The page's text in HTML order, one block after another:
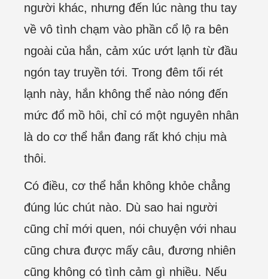
người khác, nhưng đến lúc nàng thu tay
về vô tình chạm vào phần cổ lộ ra bên
ngoài của hắn, cảm xúc ướt lạnh từ đầu
ngón tay truyền tới. Trong đêm tối rét
lạnh này, hắn không thể nào nóng đến
mức đổ mồ hôi, chỉ có một nguyên nhân
là do cơ thể hắn đang rất khó chịu mà
thôi.
Có điều, cơ thể hắn không khỏe chẳng
đúng lúc chút nào. Dù sao hai người
cũng chỉ mới quen, nói chuyện với nhau
cũng chưa được mấy câu, đương nhiên
cũng không có tình cảm gì nhiều. Nếu